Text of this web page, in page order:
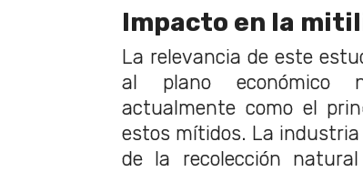
Impacto en la
La relevancia de este
al plano económico
actualmente como el
estos mítidos. La
de la recolección